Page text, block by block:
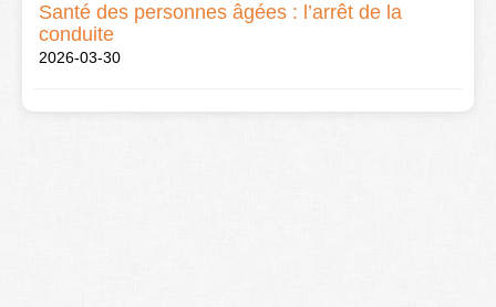
Santé des personnes âgées : l’arrêt de la
conduite
2026-03-30